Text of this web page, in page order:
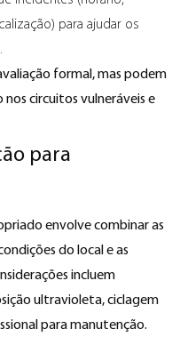
para ajudar os
formal, mas podem
circuitos vulneráveis ​​e
para
envolve combinar as
do local e as
incluem
ultravioleta, ciclagem
para manutenção.